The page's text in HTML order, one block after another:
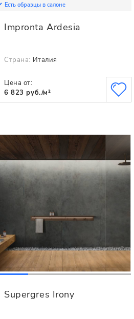
Есть образцы в салоне
Impronta Ardesia
Страна: Италия
Цена от:
6 823 руб./м²
Supergres Irony